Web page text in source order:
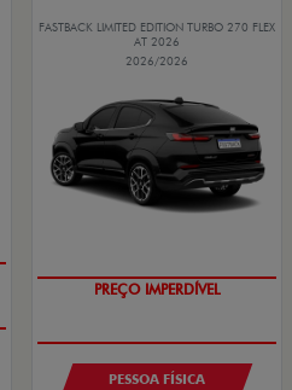
FASTBACK LIMITED EDITION TURBO 270 FLEX
AT 2026
2026/2026
PREÇO IMPERDÍVEL
PESSOA FÍSICA